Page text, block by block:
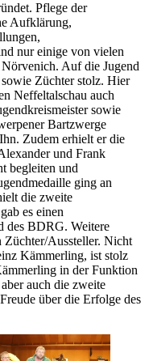
Pflege der
Aufklärung,
nur einige von vielen
Auf die Jugend
Züchter stolz. Hier
Neffeltalschau auch
sowie
Bartzwerge
Zudem erhielt er die
und Frank
begleiten und
ging an
die zweite
es einen
des BDRG. Weitere
Züchter/Aussteller. Nicht
Kämmerling, ist stolz
in der Funktion
auch die zweite
über die Erfolge des